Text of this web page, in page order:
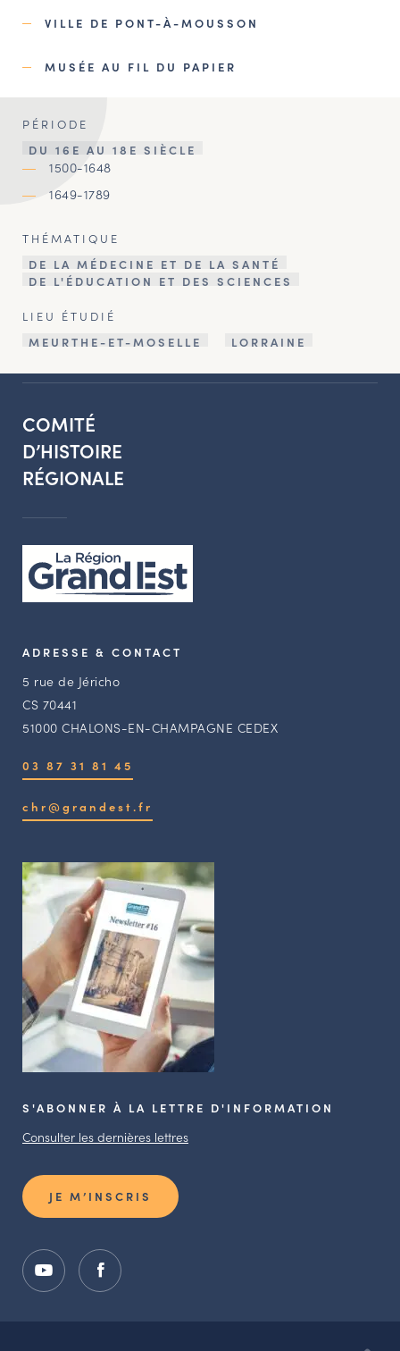
VILLE DE PONT-À-MOUSSON
MUSÉE AU FIL DU PAPIER
PÉRIODE
DU 16E AU 18E SIÈCLE
1500-1648
1649-1789
THÉMATIQUE
DE LA MÉDECINE ET DE LA SANTÉ
DE L'ÉDUCATION ET DES SCIENCES
LIEU ÉTUDIÉ
MEURTHE-ET-MOSELLE
LORRAINE
COMITÉ
D’HISTOIRE
RÉGIONALE
ADRESSE & CONTACT
5 rue de Jéricho
CS 70441
51000 CHALONS-EN-CHAMPAGNE CEDEX
03 87 31 81 45
chr@grandest.fr
S'ABONNER À LA LETTRE D'INFORMATION
Consulter les dernières lettres
JE M’INSCRIS